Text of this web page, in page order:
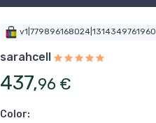
v1|779896168024|1314349761960
sarahcell
437,96 €
Color: